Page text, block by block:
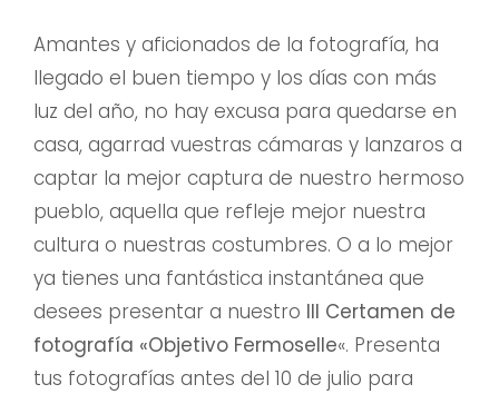
Amantes y aficionados de la fotografía, ha
llegado el buen tiempo y los días con más
luz del año, no hay excusa para quedarse en
casa, agarrad vuestras cámaras y lanzaros a
captar la mejor captura de nuestro hermoso
pueblo, aquella que refleje mejor nuestra
cultura o nuestras costumbres. O a lo mejor
ya tienes una fantástica instantánea que
desees presentar a nuestro III Certamen de
fotografía «Objetivo Fermoselle«. Presenta
tus fotografías antes del 10 de julio para